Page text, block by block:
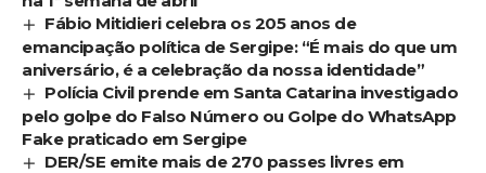
Fábio Mitidieri celebra os 205 anos de
emancipação política de Sergipe: “É mais do que um
aniversário, é a celebração da nossa identidade”
Polícia Civil prende em Santa Catarina investigado
pelo golpe do Falso Número ou Golpe do WhatsApp
Fake praticado em Sergipe
DER/SE emite mais de 270 passes livres em